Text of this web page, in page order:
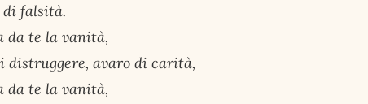
falsità.
da te la vanità,
distruggere, avaro di carità,
da te la vanità,